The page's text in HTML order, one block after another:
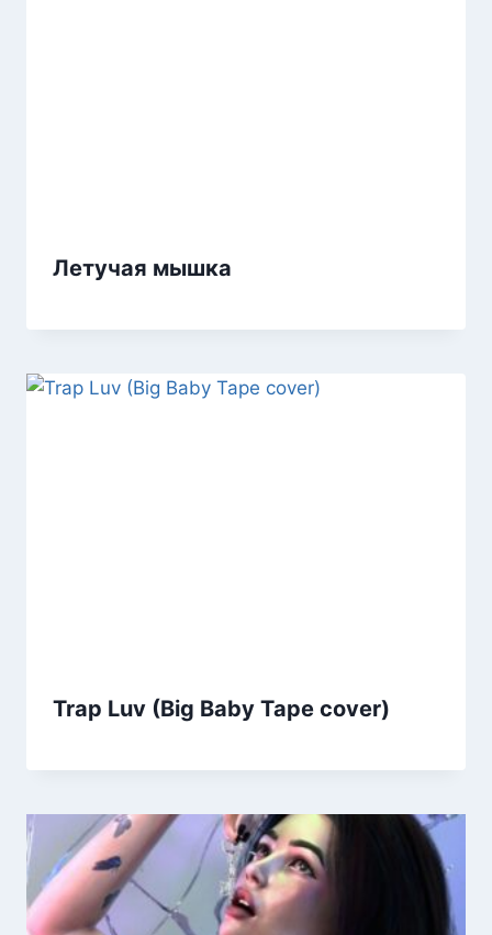
Летучая мышка
Trap Luv (Big Baby Tape cover)